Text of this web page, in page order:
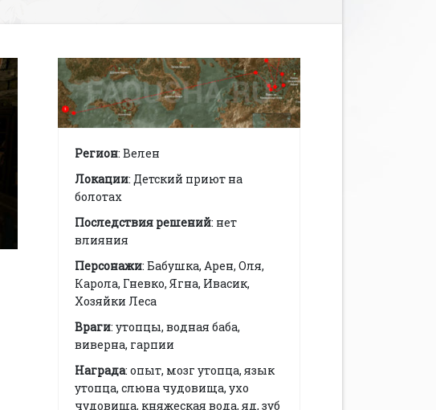
Регион: Велен
Локации: Детский приют на
болотах
Последствия решений: нет
влияния
Персонажи: Бабушка, Арен, Оля,
Карола, Гневко, Ягна, Ивасик,
Хозяйки Леса
Враги: утопцы, водная баба,
виверна, гарпии
Награда: опыт, мозг утопца, язык
утопца, слюна чудовища, ухо
чудовища, княжеская вода, яд, зуб